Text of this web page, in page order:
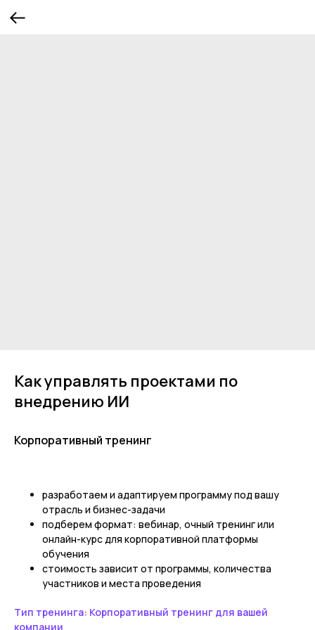
Как управлять проектами по
внедрению ИИ
Корпоративный тренинг
разработаем и адаптируем программу под вашу
отрасль и бизнес-задачи
подберем формат: вебинар, очный тренинг или
онлайн-курс для корпоративной платформы
обучения
стоимость зависит от программы, количества
участников и места проведения
Тип тренинга: Корпоративный тренинг для вашей
компании